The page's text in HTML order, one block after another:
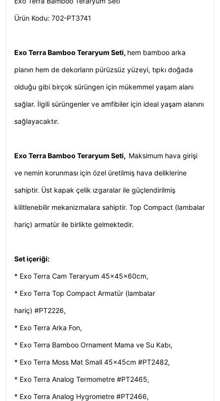
Ürün Kodu: 702-PT3741
Exo Terra Bamboo Teraryum Seti, hem bamboo arka
planın hem de dekorların pürüzsüz yüzeyi, tıpkı doğada
olduğu gibi birçok sürüngen için mükemmel yaşam alanı
sağlar. İlgili sürüngenler ve amfibiler için ideal yaşam alanını
sağlayacaktır.
Exo Terra Bamboo Teraryum Seti, Maksimum hava girişi
ve nemin korunması için özel üretilmiş hava deliklerine
sahiptir. Üst kapak çelik ızgaralar ile güçlendirilmiş
kilitlenebilir mekanizmalara sahiptir. Top Compact (lambalar
hariç) armatür ile birlikte gelmektedir.
Set içeriği:
* Exo Terra Cam Teraryum 45x45x60cm,
* Exo Terra Top Compact Armatür (lambalar
hariç) #PT2226,
* Exo Terra Arka Fon,
* Exo Terra Bamboo Ornament Mama ve Su Kabı,
* Exo Terra Moss Mat Small 45x45cm #PT2482,
* Exo Terra Analog Termometre #PT2465,
* Exo Terra Analog Hygrometre #PT2466,